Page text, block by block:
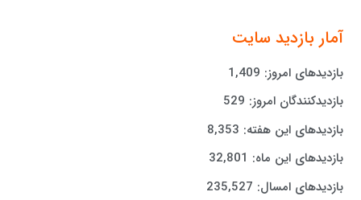
آمار بازدید سایت
بازدیدهای امروز: 1,409
بازدیدکنندگان امروز: 529
بازدیدهای این هفته: 8,353
بازدیدهای این ماه: 32,801
بازدیدهای امسال: 235,527